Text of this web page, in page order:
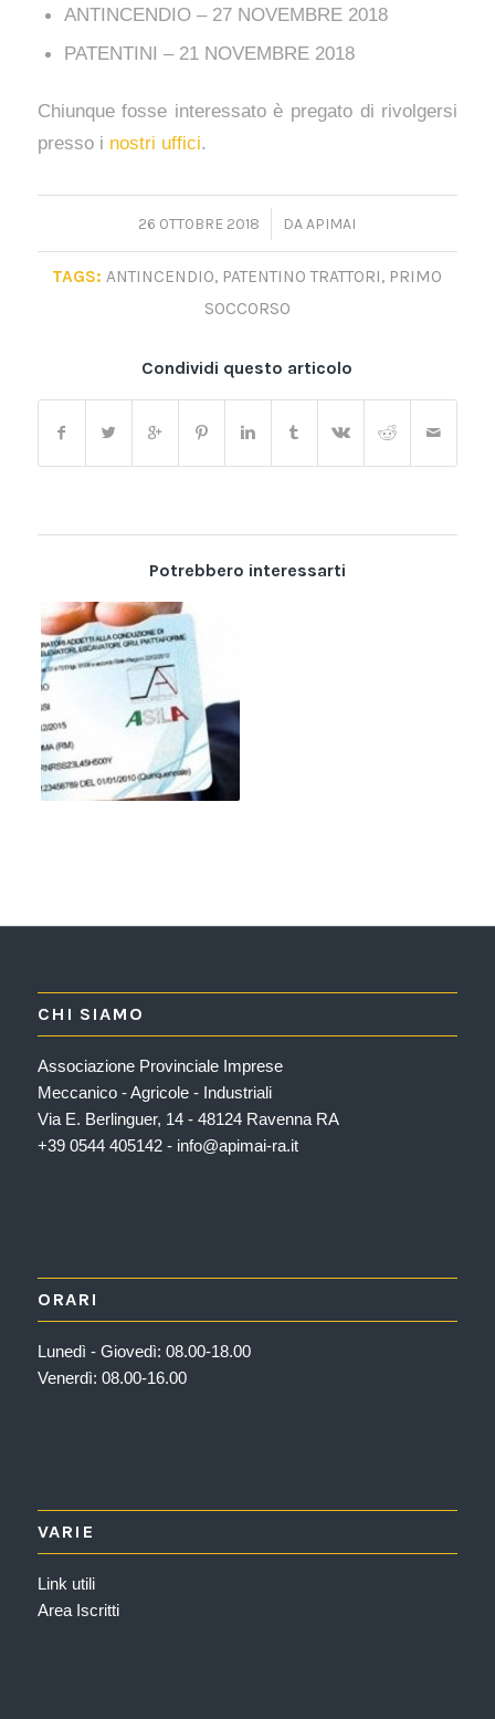
ANTINCENDIO – 27 NOVEMBRE 2018
PATENTINI – 21 NOVEMBRE 2018
Chiunque fosse interessato è pregato di rivolgersi
presso i nostri uffici.
26 OTTOBRE 2018
/ DAAPIMAI
TAGS: ANTINCENDIO, PATENTINO TRATTORI, PRIMO
SOCCORSO
Condividi questo articolo
Potrebbero interessarti
CHI SIAMO
Associazione Provinciale Imprese
Meccanico - Agricole - Industriali
Via E. Berlinguer, 14 - 48124 Ravenna RA
+39 0544 405142 - info@apimai-ra.it
ORARI
Lunedì - Giovedì: 08.00-18.00
Venerdì: 08.00-16.00
VARIE
Link utili
Area Iscritti